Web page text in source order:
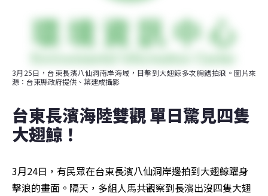
3月25日，台東長濱八仙洞南岸海域，目擊到大翅鯨多次胸鰭拍浪。圖片來
源：台東縣政府提供、葉建成攝影
台東長濱海陸雙觀 單日驚見四隻
大翅鯨！
3月24日，有民眾在台東長濱八仙洞岸邊拍到大翅鯨躍身
擊浪的畫面。隔天，多組人馬共觀察到長濱出沒四隻大翅